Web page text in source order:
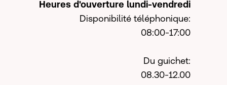
Heures d'ouverture lundi-vendredi
Disponibilité téléphonique:
08:00-17:00
Du guichet:
08.30-12.00